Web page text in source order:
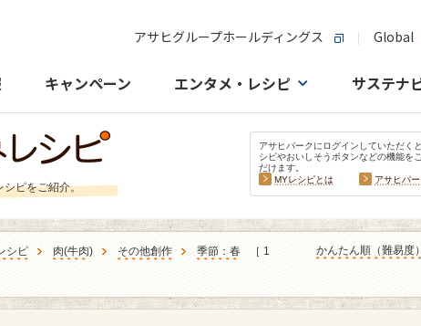
アサヒグループホールディングス Global
キャンペーン エンタメ・レシピ サステナ
シピをご紹介。
アサヒパークにログインしていただく
シピやおいしそうボタンなどの機能を
だけます。
MYレシピとは
アサヒパ
シピ 肉(牛肉) その他創作 季節：春
［ 1
かんたん順（難易度）